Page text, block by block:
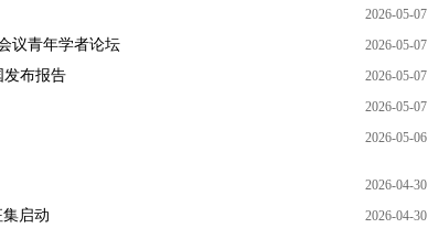
2026-05-07
议青年学者论坛 2026-05-07
发布报告 2026-05-07
2026-05-07
2026-05-06
2026-04-30
启动 2026-04-30